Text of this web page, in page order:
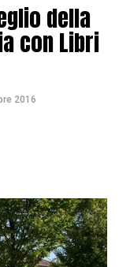
della
con Libri
2016